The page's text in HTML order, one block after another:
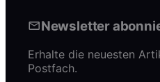
Newsletter
Erhalte die neuesten
Postfach.